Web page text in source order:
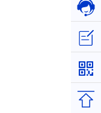
在线
立即
返回